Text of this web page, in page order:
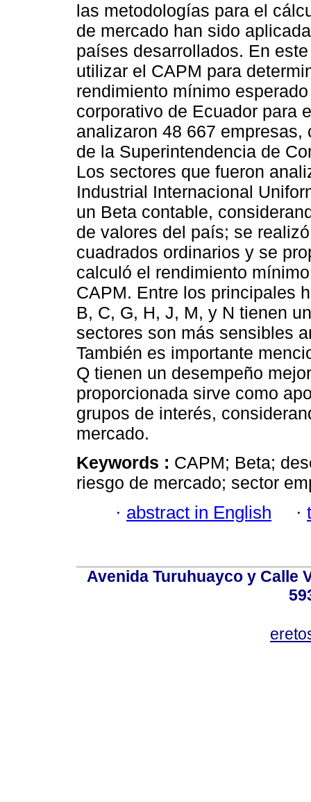
las metodologías para el
de mercado han sido
países desarrollados. En
utilizar el CAPM para
rendimiento mínimo
corporativo de Ecuador para
analizaron 48 667
de la Superintendencia de
Los sectores que fueron
Industrial Internacional
un Beta contable,
de valores del país; se
cuadrados ordinarios y se
calculó el rendimiento
CAPM. Entre los principales
B, C, G, H, J, M, y N tienen
sectores son más sensibles
También es importante
Q tienen un desempeño
proporcionada sirve como
grupos de interés,
mercado.
Keywords : CAPM; Beta;
riesgo de mercado; sector
· abstract in English ·
Avenida Turuhuayco y Calle